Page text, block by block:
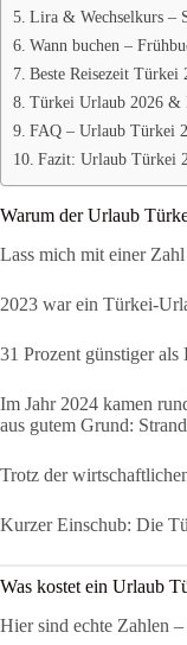
Lira & Wechselkurs –
Wann buchen –
Beste Reisezeit Türkei
Türkei Urlaub 2026 &
FAQ – Urlaub Türkei
Fazit: Urlaub Türkei
Warum der Urlaub
Lass mich mit einer
2023 war ein Türkei-
31 Prozent günstiger
Im Jahr 2024 kamen
aus gutem Grund:
Trotz der
Kurzer Einschub: Die
Was kostet ein Urlaub
Hier sind echte Zahlen